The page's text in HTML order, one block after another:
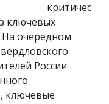
критичес
ключевых
очередном
России
ключевые